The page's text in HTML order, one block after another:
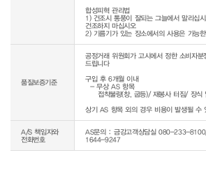
합성피혁 관리법
1) 건조시 통풍이 잘되는 그늘에서 말리십
건조하지 마십시오
품질보증기준
공정거래 위원회가 고시에서 정한 소비자
드립니다
구입 후 6개월 이내
  - 무상 AS 항목
상기 AS 항목 외의 경우 비용이 발생될 수
A/S 책임자와
전화번호
AS문의 : 금강고객상담실 080-233-
1644-9247